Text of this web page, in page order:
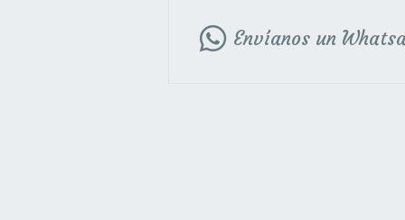
Envíanos un